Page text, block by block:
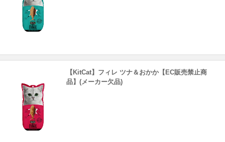
【KitCat】フィレ ツナ＆おかか【EC販売禁止商
品】(メーカー欠品)